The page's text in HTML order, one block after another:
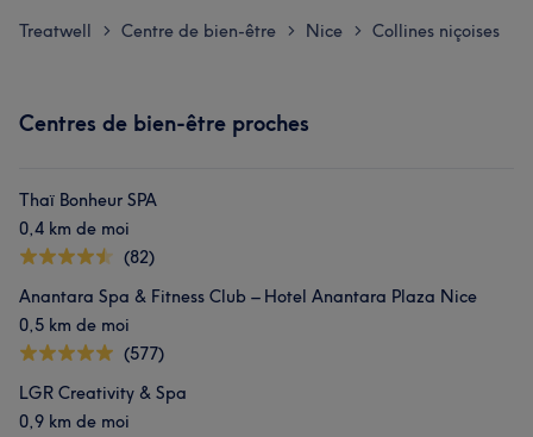
Treatwell > Centre de bien-être > Nice > Collines niçoises
Centres de bien-être proches
Thaï Bonheur SPA
0,4 km de moi
(82)
Anantara Spa & Fitness Club – Hotel Anantara Plaza Nice
0,5 km de moi
(577)
LGR Creativity & Spa
0,9 km de moi